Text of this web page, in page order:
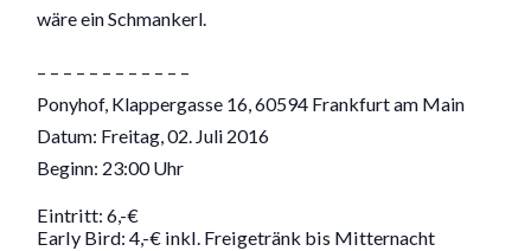
wäre ein Schmankerl.
– – – – – – – – – – – –
Ponyhof, Klappergasse 16, 60594 Frankfurt am Main
Datum: Freitag, 02. Juli 2016
Beginn: 23:00 Uhr
Eintritt: 6,-€
Early Bird: 4,-€ inkl. Freigetränk bis Mitternacht